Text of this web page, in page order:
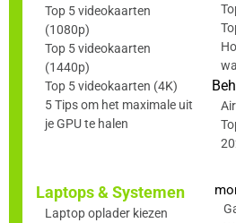
Top 5 videokaarten
(1080p)
Top 5 videokaarten
(1440p)
Top 5 videokaarten (4K)
5 Tips om het maximale uit
je GPU te halen
Laptops & Systemen
Laptop oplader kiezen